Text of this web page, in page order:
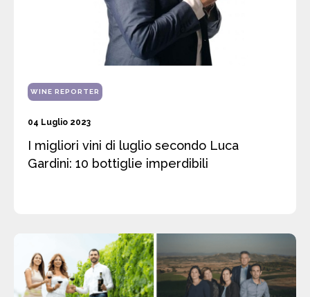
WINE REPORTER
04 Luglio 2023
I migliori vini di luglio secondo Luca
Gardini: 10 bottiglie imperdibili